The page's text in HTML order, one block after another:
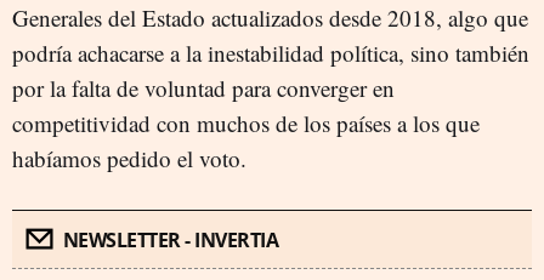
Generales del Estado actualizados desde 2018, algo que
podría achacarse a la inestabilidad política, sino también
por la falta de voluntad para converger en
competitividad con muchos de los países a los que
habíamos pedido el voto.
NEWSLETTER - INVERTIA